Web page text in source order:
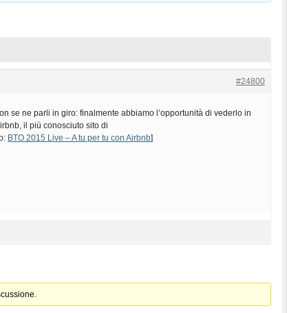
#24800
se ne parli in giro: finalmente abbiamo l’opportunità di vederlo in
il più conosciuto sito di
BTO 2015 Live – A tu per tu con Airbnb]